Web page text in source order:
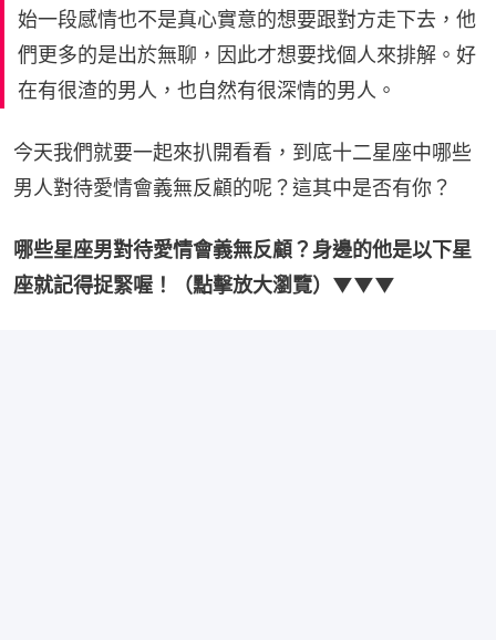
始一段感情也不是真心實意的想要跟對方走下去，他
們更多的是出於無聊，因此才想要找個人來排解。好
在有很渣的男人，也自然有很深情的男人。
今天我們就要一起來扒開看看，到底十二星座中哪些
男人對待愛情會義無反顧的呢？這其中是否有你？
哪些星座男對待愛情會義無反顧？身邊的他是以下星
座就記得捉緊喔！（點擊放大瀏覽）▼▼▼